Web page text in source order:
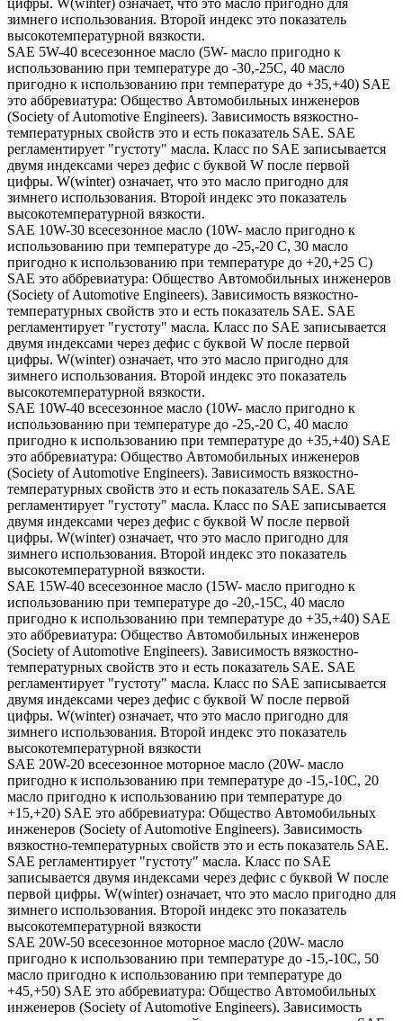
цифры. W(winter) означает, что это масло пригодно для
зимнего использования. Второй индекс это показатель
высокотемпературной вязкости.
SAE 5W-40 всесезонное масло (5W- масло пригодно к
использованию при температуре до -30,-25С, 40 масло
пригодно к использованию при температуре до +35,+40) SAE
это аббревиатура: Общество Автомобильных инженеров
(Society of Automotive Engineers). Зависимость вязкостно-
температурных свойств это и есть показатель SAE. SAE
регламентирует "густоту" масла. Класс по SAE записывается
двумя индексами через дефис с буквой W после первой
цифры. W(winter) означает, что это масло пригодно для
зимнего использования. Второй индекс это показатель
высокотемпературной вязкости.
SAE 10W-30 всесезонное масло (10W- масло пригодно к
использованию при температуре до -25,-20 С, 30 масло
пригодно к использованию при температуре до +20,+25 С)
SAE это аббревиатура: Общество Автомобильных инженеров
(Society of Automotive Engineers). Зависимость вязкостно-
температурных свойств это и есть показатель SAE. SAE
регламентирует "густоту" масла. Класс по SAE записывается
двумя индексами через дефис с буквой W после первой
цифры. W(winter) означает, что это масло пригодно для
зимнего использования. Второй индекс это показатель
высокотемпературной вязкости.
SAE 10W-40 всесезонное масло (10W- масло пригодно к
использованию при температуре до -25,-20 С, 40 масло
пригодно к использованию при температуре до +35,+40) SAE
это аббревиатура: Общество Автомобильных инженеров
(Society of Automotive Engineers). Зависимость вязкостно-
температурных свойств это и есть показатель SAE. SAE
регламентирует "густоту" масла. Класс по SAE записывается
двумя индексами через дефис с буквой W после первой
цифры. W(winter) означает, что это масло пригодно для
зимнего использования. Второй индекс это показатель
высокотемпературной вязкости.
SAE 15W-40 всесезонное масло (15W- масло пригодно к
использованию при температуре до -20,-15С, 40 масло
пригодно к использованию при температуре до +35,+40) SAE
это аббревиатура: Общество Автомобильных инженеров
(Society of Automotive Engineers). Зависимость вязкостно-
температурных свойств это и есть показатель SAE. SAE
регламентирует "густоту" масла. Класс по SAE записывается
двумя индексами через дефис с буквой W после первой
цифры. W(winter) означает, что это масло пригодно для
зимнего использования. Второй индекс это показатель
высокотемпературной вязкости
SAE 20W-20 всесезонное моторное масло (20W- масло
пригодно к использованию при температуре до -15,-10С, 20
масло пригодно к использованию при температуре до
+15,+20) SAE это аббревиатура: Общество Автомобильных
инженеров (Society of Automotive Engineers). Зависимость
вязкостно-температурных свойств это и есть показатель SAE.
SAE регламентирует "густоту" масла. Класс по SAE
записывается двумя индексами через дефис с буквой W после
первой цифры. W(winter) означает, что это масло пригодно для
зимнего использования. Второй индекс это показатель
высокотемпературной вязкости
SAE 20W-50 всесезонное моторное масло (20W- масло
пригодно к использованию при температуре до -15,-10С, 50
масло пригодно к использованию при температуре до
+45,+50) SAE это аббревиатура: Общество Автомобильных
инженеров (Society of Automotive Engineers). Зависимость